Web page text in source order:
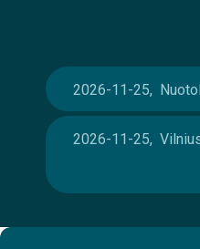
2026-11-25,
2026-11-25,